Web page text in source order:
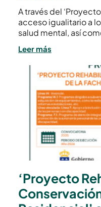
A través del
acceso igualitario a
salud mental, así
Leer más
‘Proyecto